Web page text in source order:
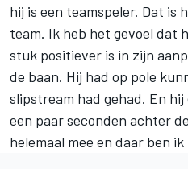
hij is een teamspeler. Dat is
team. Ik heb het gevoel dat
stuk positiever is in zijn
de baan. Hij had op pole
slipstream had gehad. En
een paar seconden achter
helemaal mee en daar ben ik